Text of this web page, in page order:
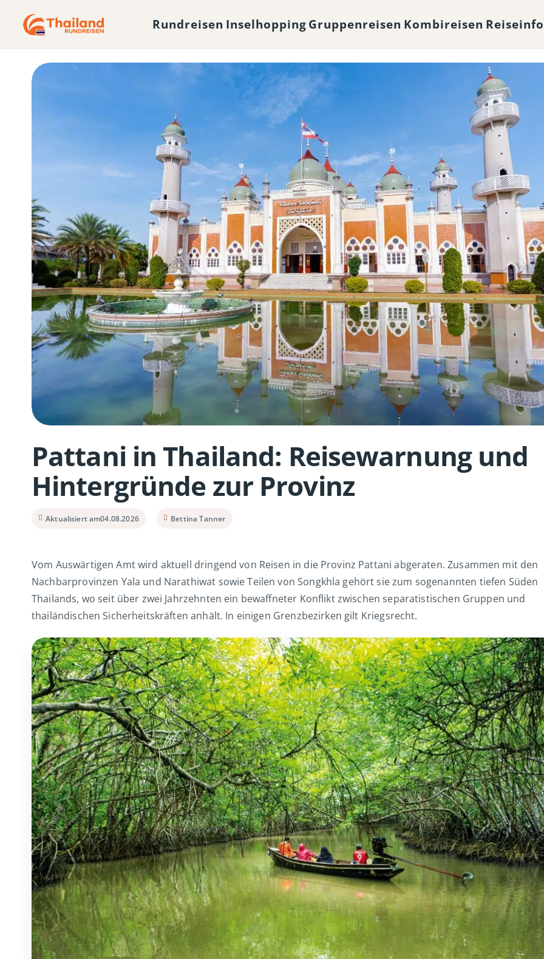
Rundreisen InselhoppingGruppenreisen Kombireisen
Pattani in Thailand: Reisewarnung und
Hintergründe zur Provinz
Aktualisiert am04.08.2026 Bettina Tanner
Vom Auswärtigen Amt wird aktuell dringend von Reisen in die Provinz Pattani abgeraten. Zusammen mit den
Nachbarprovinzen Yala und Narathiwat sowie Teilen von Songkhla gehört sie zum sogenannten tiefen Süden
Thailands, wo seit über zwei Jahrzehnten ein bewaffneter Konflikt zwischen separatistischen Gruppen und
thailändischen Sicherheitskräften anhält. In einigen Grenzbezirken gilt Kriegsrecht.